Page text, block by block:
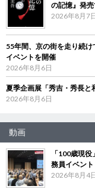
の記憶』発
2026年8月7
55年間、京の街を走り続
イベントを開催
2026年8月6日
夏季企画展「秀吉・秀長
2026年8月6日
動画
「100歳現
務員イベント
2026年8月4